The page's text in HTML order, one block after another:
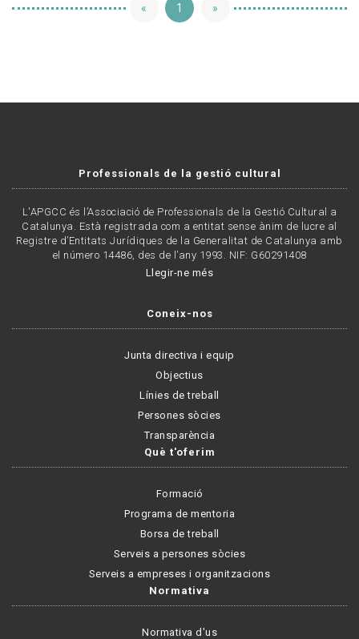
« 1 »
Professionals de la gestió cultural
L'APGCC és l’Associació de Professionals de la Gestió Cultural a
Catalunya. Està registrada com a entitat sense ànim de lucre al
Registre d’Entitats Jurídiques de la Generalitat de Catalunya amb
el número 14486, des de l’any 1993. NIF: G60291408
Llegir-ne més
Coneix-nos
Junta directiva i equip
Objectius
Línies de treball
Persones sòcies
Transparència
Què t'oferim
Formació
Programa de mentoria
Borsa de treball
Serveis a persones sòcies
Serveis a empreses i organitzacions
Normativa
Normativa d'us